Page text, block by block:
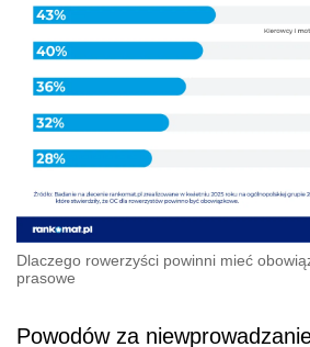
Dlaczego rowerzyści powinni mieć
prasowe
Powodów za